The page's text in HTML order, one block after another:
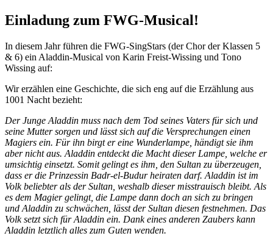
Einladung zum FWG-Musical!
In diesem Jahr führen die FWG-SingStars (der Chor der Klassen 5
& 6) ein Aladdin-Musical von Karin Freist-Wissing und Tono
Wissing auf:
Wir erzählen eine Geschichte, die sich eng auf die Erzählung aus
1001 Nacht bezieht:
Der Junge Aladdin muss nach dem Tod seines Vaters für sich und
seine Mutter sorgen und lässt sich auf die Versprechungen einen
Magiers ein. Für ihn birgt er eine Wunderlampe, händigt sie ihm
aber nicht aus. Aladdin entdeckt die Macht dieser Lampe, welche er
umsichtig einsetzt. Somit gelingt es ihm, den Sultan zu überzeugen,
dass er die Prinzessin Badr-el-Budur heiraten darf. Aladdin ist im
Volk beliebter als der Sultan, weshalb dieser misstrauisch bleibt. Als
es dem Magier gelingt, die Lampe dann doch an sich zu bringen
und Aladdin zu schwächen, lässt der Sultan diesen festnehmen. Das
Volk setzt sich für Aladdin ein. Dank eines anderen Zaubers kann
Aladdin letztlich alles zum Guten wenden.